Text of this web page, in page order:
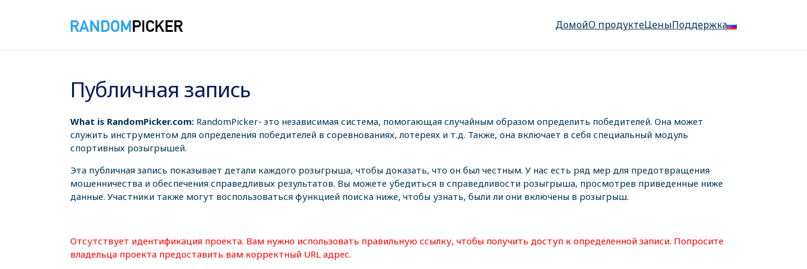
ДомойО продуктеЦеныПоддержка
Публичная запись
What is RandomPicker.com: RandomPicker- это независимая система, помогающая случайным образом определить победителей. Она может
служить инструментом для определения победителей в соревнованиях, лотереях и т.д. Также, она включает в себя специальный модуль
спортивных розыгрышей.
Эта публичная запись показывает детали каждого розыгрыша, чтобы доказать, что он был честным. У нас есть ряд мер для предотвращения
мошенничества и обеспечения справедливых результатов. Вы можете убедиться в справедливости розыгрыша, просмотрев приведенные ниже
данные. Участники также могут воспользоваться функцией поиска ниже, чтобы узнать, были ли они включены в розыгрыш.
Отсутствует идентификация проекта. Вам нужно использовать правильную ссылку, чтобы получить доступ к определенной записи. Попросите
владельца проекта предоставить вам корректный URL адрес.